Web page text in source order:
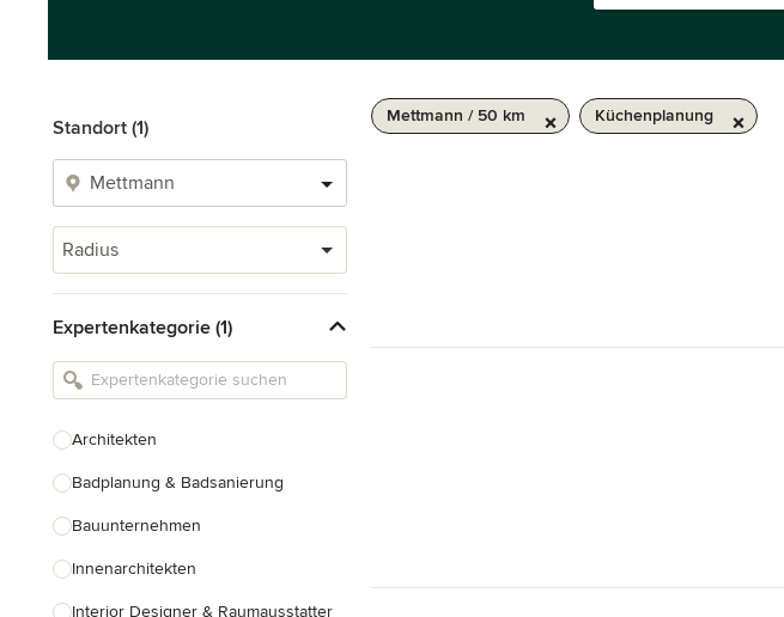
Standort (1)
Radius
Expertenkategorie (1)
Architekten
Badplanung & Badsanierung
Bauunternehmen
Innenarchitekten
Interior Designer & Raumausstatter
Mettmann / 50 km Küchenplanung